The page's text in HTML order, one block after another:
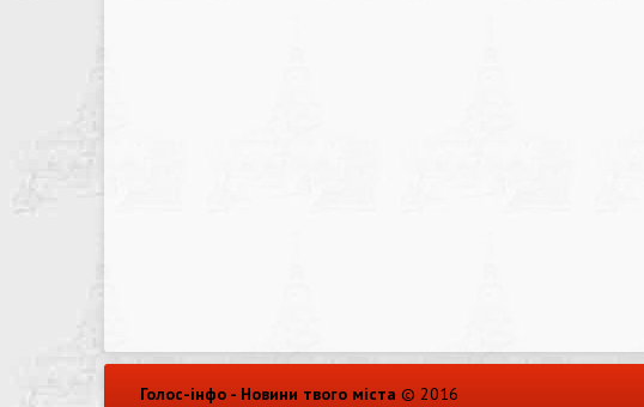
Голос-інфо - Новини твого міста © 2016